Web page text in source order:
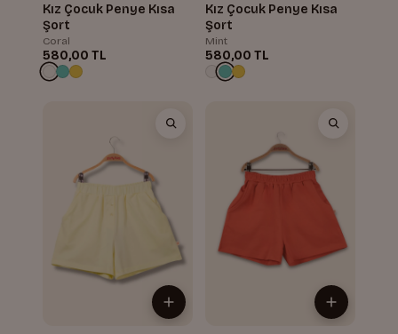
Kız Çocuk Penye Kısa
Şort
Coral
580,00 TL
Kız Çocuk Penye Kısa
Şort
Mint
580,00 TL